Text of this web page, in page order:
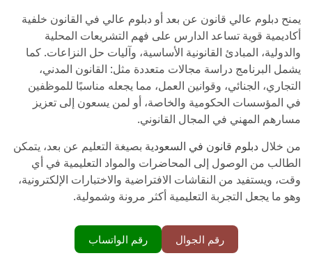
يمنح دبلوم عالي قانون عن بعد أو دبلوم عالي في القانون خلفية
أكاديمية قوية تساعد الدارس على فهم التشريعات المحلية
والدولية، المبادئ القانونية الأساسية، وآليات حل النزاعات. كما
يشمل البرنامج دراسة مجالات متعددة مثل: القانون المدني،
التجاري، الجنائي، وقوانين العمل، مما يجعله مناسبًا للموظفين
في المؤسسات الحكومية والخاصة، أو لمن يسعون إلى تعزيز
مسارهم المهني في المجال القانوني.
من خلال دبلوم قانون في السعودية بصيغة التعليم عن بعد، يتمكن
الطالب من الوصول إلى المحاضرات والمواد التعليمية في أي
وقت، ويستفيد من النقاشات الافتراضية والاختبارات الإلكترونية،
وهو ما يجعل التجربة التعليمية أكثر مرونة وشمولية.
رقم الجوال رقم الواتساب